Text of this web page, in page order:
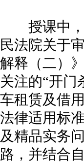
授课中，
民法院关于
解释（二）
关注的“开门
车租赁及借
法律适用标
及精品实务
路，并结合